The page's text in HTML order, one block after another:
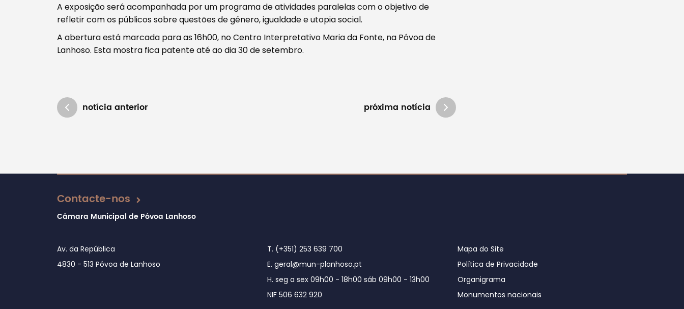
A exposição será acompanhada por um programa de atividades paralelas com o objetivo de
refletir com os públicos sobre questões de género, igualdade e utopia social.
A abertura está marcada para as 16h00, no Centro Interpretativo Maria da Fonte, na Póvoa de
Lanhoso. Esta mostra fica patente até ao dia 30 de setembro.
notícia anterior próxima notícia
Atualizado em 01/08/2024
Contacte-nos
Câmara Municipal de Póvoa Lanhoso
Av. da República
4830 - 513 Póvoa de Lanhoso
T. (+351) 253 639 700
E. geral@mun-planhoso.pt
H. seg a sex 09h00 - 18h00 sáb 09h00 - 13h00
NIF 506 632 920
Mapa do Site
Política de Privacidade
Organigrama
Monumentos nacionais